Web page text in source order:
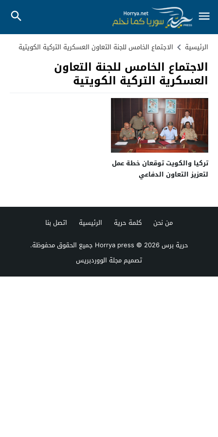
الرئيسية الاجتماع الخامس للجنة التعاون العسكرية التركية الكويتية
الاجتماع الخامس للجنة التعاون
العسكرية التركية الكويتية
تركيا والكويت توقعان خطة عمل
لتعزيز التعاون الدفاعي
من نحن كلمة حرية الرئيسية
اتصل بنا
حرية برس Horrya press© 2026 جميع الحقوق محفوظة.
تصميممجلة الووردبريس